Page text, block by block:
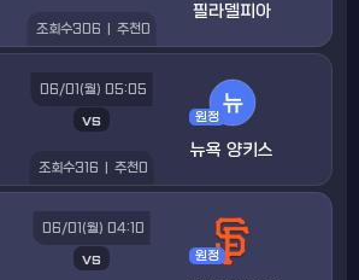
필라델피아
조회수306 추천 0
vs 원정
뉴욕 양키스
06/01(월) 05:05
조회수316 추천 0
vs 원정
06/01(월) 04:10